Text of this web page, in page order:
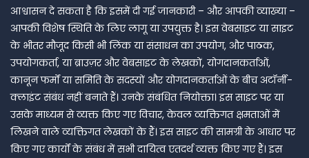
आश्वासन दे सकता है कि इसमें दी गई जानकारी – और आपकी व्याख्या –
आपकी विशेष स्थिति के लिए लागू या उपयुक्त है। इस वेबसाइट या साइट
के भीतर मौजूद किसी भी लिंक या संसाधन का उपयोग, और पाठक,
उपयोगकर्ता, या ब्राउज़र और वेबसाइट के लेखकों, योगदानकर्ताओं,
कानून फर्मों या समिति के सदस्यों और योगदानकर्ताओं के बीच अटॉर्नी-
क्लाइंट संबंध नहीं बनाते हैं। उनके संबंधित नियोक्ता। इस साइट पर या
उसके माध्यम से व्यक्त किए गए विचार, केवल व्यक्तिगत क्षमताओं में
लिखने वाले व्यक्तिगत लेखकों के हैं। इस साइट की सामग्री के आधार पर
किए गए कार्यों के संबंध में सभी दायित्व एतदर्थ व्यक्त किए गए हैं। इस